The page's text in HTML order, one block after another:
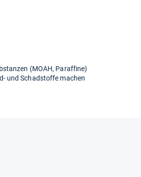
(MOAH, Paraffine)
und Schadstoffe machen